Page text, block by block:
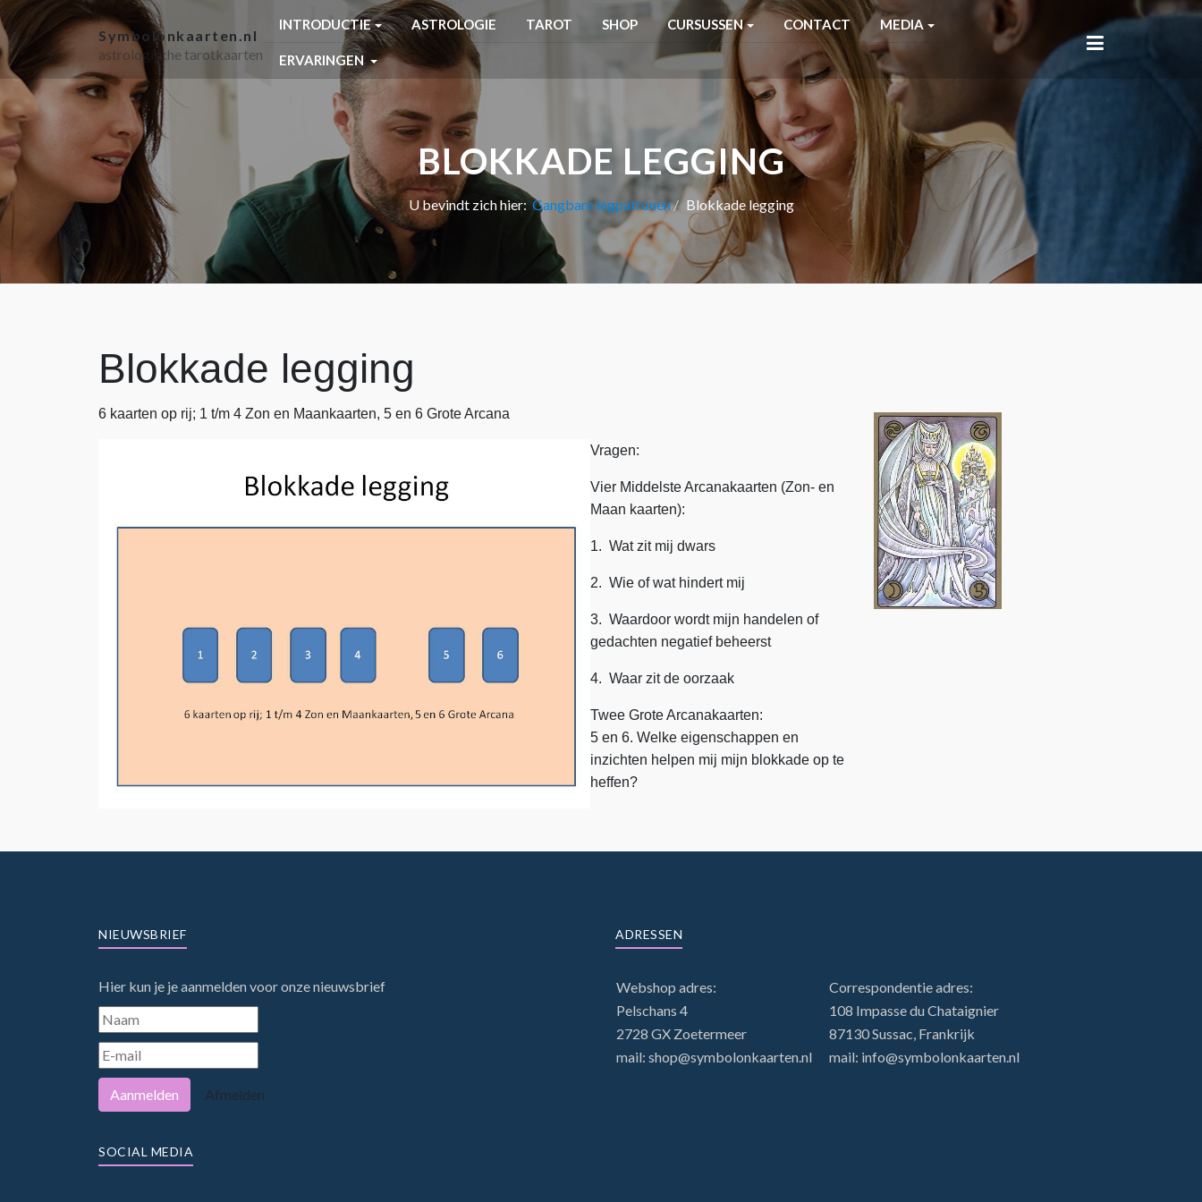
Symbolonkaarten.nl
astrologische tarotkaarten
INTRODUCTIE ASTROLOGIE TAROT SHOP CURSUSSEN CONTACT MEDIA
ERVARINGEN
BLOKKADE LEGGING
U bevindt zich hier:Gangbare legpatronen Blokkade legging
Blokkade legging
6 kaarten op rij; 1 t/m 4 Zon en Maankaarten, 5 en 6 Grote Arcana
Vragen:
Vier Middelste Arcanakaarten (Zon- en
Maan kaarten):
1. Wat zit mij dwars
2. Wie of wat hindert mij
3. Waardoor wordt mijn handelen of
gedachten negatief beheerst
4. Waar zit de oorzaak
Twee Grote Arcanakaarten:
5 en 6. Welke eigenschappen en
inzichten helpen mij mijn blokkade op te
heffen?
NIEUWSBRIEF
Hier kun je je aanmelden voor onze nieuwsbrief
Aanmelden Afmelden
SOCIAL MEDIA
ADRESSEN
Webshop adres:
Correspondentie adres:
Pelschans 4
108 Impasse du Chataignier
2728 GX Zoetermeer
87130 Sussac, Frankrijk
mail: shop@symbolonkaarten.nl
mail: info@symbolonkaarten.nl